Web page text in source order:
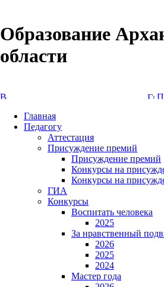
Образование
области
Главная
Педагогу
Аттестация
Присуждение премий
Присуждение премий
Конкурсы на
Конкурсы на
ГИА
Конкурсы
Воспитать человека
2025
За нравственный
2026
2025
2024
Мастер года